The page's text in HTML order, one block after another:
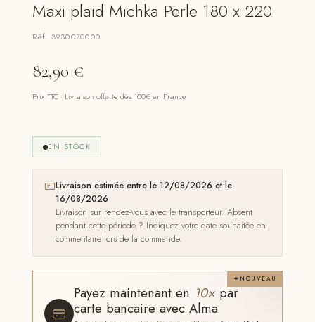
Maxi plaid Michka Perle 180 x 220
Réf. 3930070000
82,90 €
Prix TTC · Livraison offerte dès 100€ en France
EN STOCK
Livraison estimée entre le 12/08/2026 et le
16/08/2026
Livraison sur rendez-vous avec le transporteur. Absent
pendant cette période ? Indiquez votre date souhaitée en
commentaire lors de la commande.
NOUVEAU
Payez maintenant en 10×par
carte bancaire avec Alma